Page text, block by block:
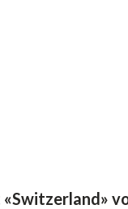
«Switzerland»